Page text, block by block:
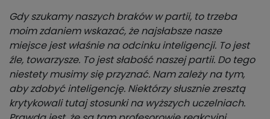
Gdy szukamy naszych braków w partii, to trzeba
moim zdaniem wskazać, że najsłabsze nasze
miejsce jest właśnie na odcinku inteligencji. To jest
źle, towarzysze. To jest słabość naszej partii. Do tego
niestety musimy się przyznać. Nam zależy na tym,
aby zdobyć inteligencję. Niektórzy słusznie zresztą
krytykowali tutaj stosunki na wyższych uczelniach.